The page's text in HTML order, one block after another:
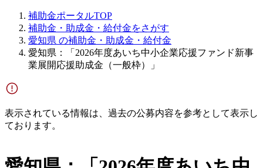
補助金ポータルTOP
補助金・助成金・給付金をさがす
愛知県 の補助金・助成金・給付金
愛知県：「2026年度あいち中小企業応援ファンド新事
業展開応援助成金（一般枠）」
表示されている情報は、過去の公募内容を参考として表示し
ております。